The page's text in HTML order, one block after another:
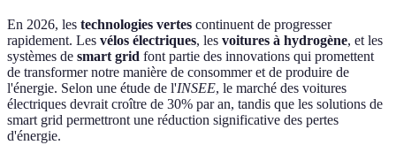
En 2026, les technologies vertes continuent de progresser
rapidement. Les vélos électriques, les voitures à hydrogène, et les
systèmes de smart grid font partie des innovations qui promettent
de transformer notre manière de consommer et de produire de
l'énergie. Selon une étude de l'INSEE, le marché des voitures
électriques devrait croître de 30% par an, tandis que les solutions de
smart grid permettront une réduction significative des pertes
d'énergie.